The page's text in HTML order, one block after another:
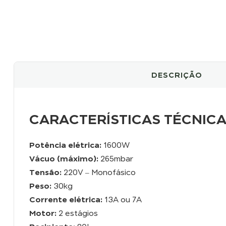
DESCRIÇÃO
CARACTERÍSTICAS
Potência elétrica: 1600W
Vácuo (máximo): 265mbar
Tensão: 220V – Monofásico
Peso: 30kg
Corrente elétrica: 13A ou 7A
Motor: 2 estágios